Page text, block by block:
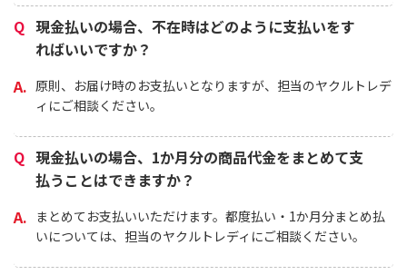
現金払いの場合、不在時はどのように支払いをす
ればいいですか？
原則、お届け時のお支払いとなりますが、担当のヤクルトレデ
ィにご相談ください。
現金払いの場合、1か月分の商品代金をまとめて支
払うことはできますか？
まとめてお支払いいただけます。都度払い・1か月分まとめ払
いについては、担当のヤクルトレディにご相談ください。